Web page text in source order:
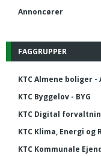
Annoncører
FAGGRUPPER
KTC Almene boliger -
KTC Byggelov - BYG
KTC Digital
KTC Klima, Energi og
KTC Kommunale